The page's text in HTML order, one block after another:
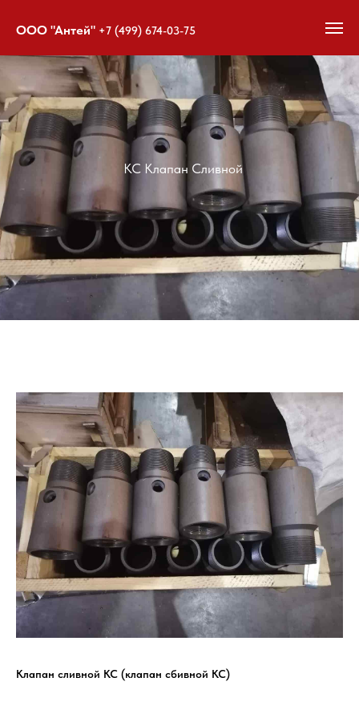
ООО "Антей" +7 (499) 674-03-75
КС Клапан Сливной
Клапан сливной КС (клапан сбивной КС)